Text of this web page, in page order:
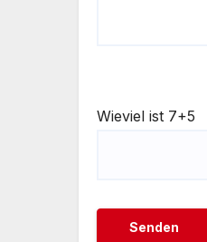
Wieviel ist 7+5